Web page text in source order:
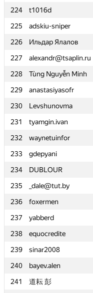
224
t1016d
225
adskiu-sniper
226
Ильдар Ялалов
227
alexandr@tsaplin.ru
228
Tùng Nguyễn Minh
229
anastasiyasofr
230
Levshunovma
231
tyamgin.ivan
232
waynetuinfor
233
gdepyani
234
DUBLOUR
235
_dale@tut.by
236
foxermen
237
yabberd
238
equocredite
239
sinar2008
240
bayev.alen
241
道耘 彭
224
t1016d
225
adskiu-sniper
226
Ильдар Ялалов
227
alexandr@tsaplin.ru
228
Tùng Nguyễn Minh
229
anastasiyasofr
230
Levshunovma
231
tyamgin.ivan
232
waynetuinfor
233
gdepyani
234
DUBLOUR
235
_dale@tut.by
236
foxermen
237
yabberd
238
equocredite
239
sinar2008
240
bayev.alen
241
道耘 彭